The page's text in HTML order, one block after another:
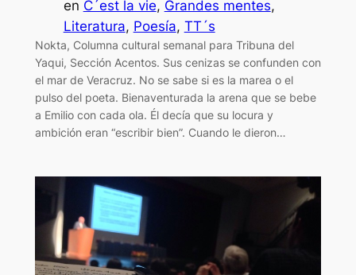
en C´est la vie, Grandes mentes
Literatura, Poesía, TT´s
Nokta, Columna cultural semanal para Tribuna del
Yaqui, Sección Acentos. Sus cenizas se confunden con
el mar de Veracruz. No se sabe si es la marea o el
pulso del poeta. Bienaventurada la arena que se bebe
a Emilio con cada ola. Él decía que su locura y
ambición eran “escribir bien”. Cuando le dieron…